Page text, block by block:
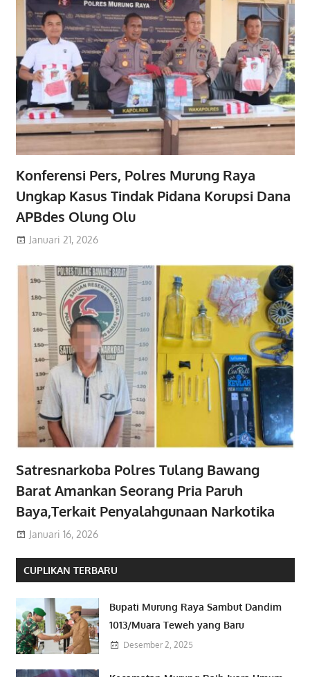
Konferensi Pers, Polres Murung Raya
Ungkap Kasus Tindak Pidana Korupsi Dana
APBdes Olung Olu
Januari 21, 2026
Satresnarkoba Polres Tulang Bawang
Barat Amankan Seorang Pria Paruh
Baya,Terkait Penyalahgunaan Narkotika
Januari 16, 2026
CUPLIKAN TERBARU
Bupati Murung Raya Sambut Dandim
1013/Muara Teweh yang Baru
Desember 2, 2025